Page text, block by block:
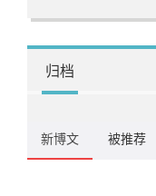
归档
新博文 被推荐